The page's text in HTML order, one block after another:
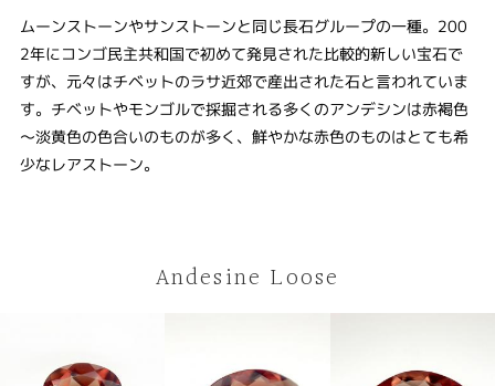
ムーンストーンやサンストーンと同じ長石グループの一種。200
2年にコンゴ民主共和国で初めて発見された比較的新しい宝石で
すが、元々はチベットのラサ近郊で産出された石と言われていま
す。チベットやモンゴルで採掘される多くのアンデシンは赤褐色
～淡黄色の色合いのものが多く、鮮やかな赤色のものはとても希
少なレアストーン。
Andesine Loose